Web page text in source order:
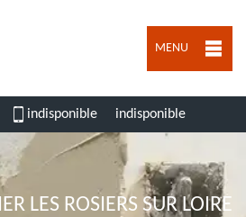
MENU
indisponible indisponible
LES ROSIERS SUR LOIRE